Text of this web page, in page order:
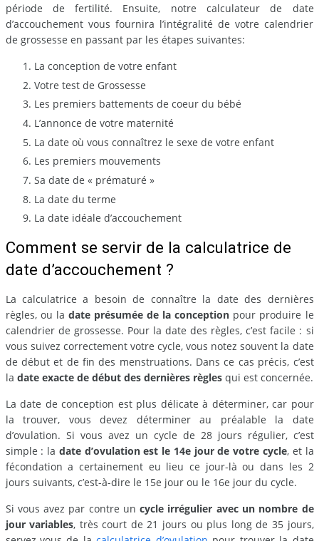
période de fertilité. Ensuite, notre calculateur de date
d’accouchement vous fournira l’intégralité de votre calendrier
de grossesse en passant par les étapes suivantes:
La conception de votre enfant
Votre test de Grossesse
Les premiers battements de coeur du bébé
L’annonce de votre maternité
La date où vous connaîtrez le sexe de votre enfant
Les premiers mouvements
Sa date de « prématuré »
La date du terme
La date idéale d’accouchement
Comment se servir de la calculatrice de
date d’accouchement ?
La calculatrice a besoin de connaître la date des dernières
règles, ou la date présumée de la conception pour produire le
calendrier de grossesse. Pour la date des règles, c’est facile : si
vous suivez correctement votre cycle, vous notez souvent la date
de début et de fin des menstruations. Dans ce cas précis, c’est
la date exacte de début des dernières règlesqui est concernée.
La date de conception est plus délicate à déterminer, car pour
la trouver, vous devez déterminer au préalable la date
d’ovulation. Si vous avez un cycle de 28 jours régulier, c’est
simple : la date d’ovulation est le 14e jour de votre cycle, et la
fécondation a certainement eu lieu ce jour-là ou dans les 2
jours suivants, c’est-à-dire le 15e jour ou le 16e jour du cycle.
Si vous avez par contre uncycle irrégulier avec un nombre de
jour variables, très court de 21 jours ou plus long de 35 jours,